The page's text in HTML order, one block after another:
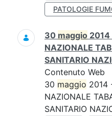
PATOLOGIE
30 maggio 2014
NAZIONALE
SANITARIO
Contenuto Web
30 maggio 2014
NAZIONALE
SANITARIO